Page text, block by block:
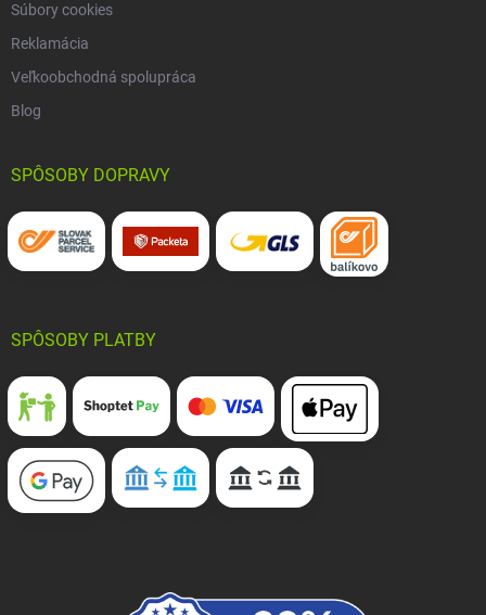
Súbory cookies
Reklamácia
Veľkoobchodná spolupráca
Blog
SPÔSOBY DOPRAVY
SPÔSOBY PLATBY